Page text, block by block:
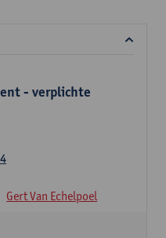
- verplichte
Gert Van Echelpoel